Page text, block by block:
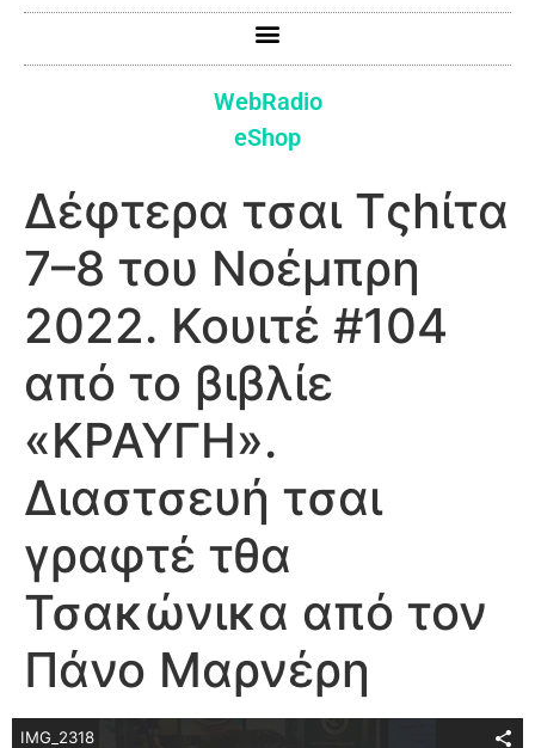
WebRadio
eShop
Δέφτερα τσαι Τςhίτα
7–8 του Νοέμπρη
2022. Κουιτέ #104
από το βιβλίε
«ΚΡΑΥΓΗ».
Διαστσευή τσαι
γραφτέ τθα
Τσακώνικα από τον
Πάνο Μαρνέρη
IMG_2318